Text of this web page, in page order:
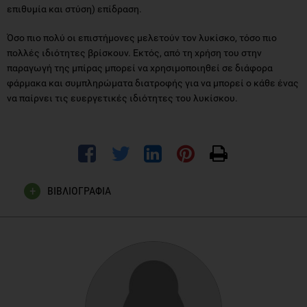
επιθυμία και στύση) επίδραση.
Όσο πιο πολύ οι επιστήμονες μελετούν τον λυκίσκο, τόσο πιο
πολλές ιδιότητες βρίσκουν. Εκτός, από τη χρήση του στην
παραγωγή της μπίρας μπορεί να χρησιμοποιηθεί σε διάφορα
φάρμακα και συμπληρώματα διατροφής για να μπορεί ο κάθε ένας
να παίρνει τις ευεργετικές ιδιότητες του λυκίσκου.
ΒΙΒΛΙΟΓΡΑΦΙΑ